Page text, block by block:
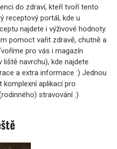
do zdraví, kteří tvoří tento
receptový portál, kde u
najdete i výživové hodnoty.
pomoct vařit zdravě, chutně a
pro vás i magazín
liště navrchu), kde najdete
a extra informace :) Jednou
komplexní aplikací pro
stravování :)